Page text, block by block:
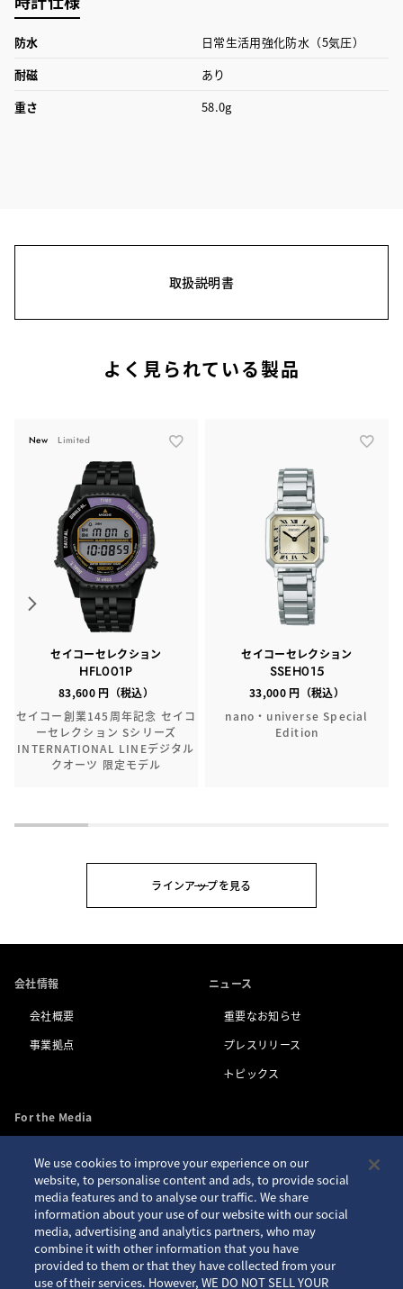
防水
日常生活用強化防水（5気圧）
耐磁
あり
重さ
58.0g
取扱説明書
よく見られている製品
New Limited
セイコーセレクション
HFL001P
83,600 円（税込）
セイコー創業145周年記念 セイコ
ーセレクション Sシリーズ
INTERNATIONAL LINEデジタル
クオーツ 限定モデル
セイコーセレクション
SSEH015
33,000 円（税込）
nano・universe Special
Edition
ラインアップを見る
会社情報
会社概要
事業拠点
ニュース
重要なお知らせ
プレスリリース
トピックス
For the Media
お問い合わせ
アクセシビリティ
プライバシーポリシー
サイトご利用案内
クッキーポリシー
サイトマップ
Seiko ID
We use cookies to improve your experience on our
website, to personalise content and ads, to provide social
media features and to analyse our traffic. We share
information about your use of our website with our social
media, advertising and analytics partners, who may
combine it with other information that you have
provided to them or that they have collected from your
use of their services. However, WE DO NOT SELL YOUR